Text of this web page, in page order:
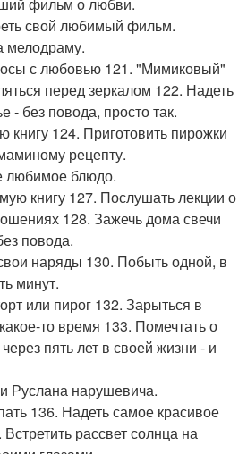
свой любимый фильм.
мелодраму.
с любовью 121. "Мимиковый"
перед зеркалом 122. Надеть
- без повода, просто так.
книгу 124. Приготовить пирожки
рецепту.
любимое блюдо.
книгу 127. Послушать лекции о
128. Зажечь дома свечи
повода.
наряды 130. Побыть одной, в
минут.
или пирог 132. Зарыться в
то время 133. Помечтать о
пять лет в своей жизни - и
Руслана нарушевича.
136. Надеть самое красивое
рассвет солнца на